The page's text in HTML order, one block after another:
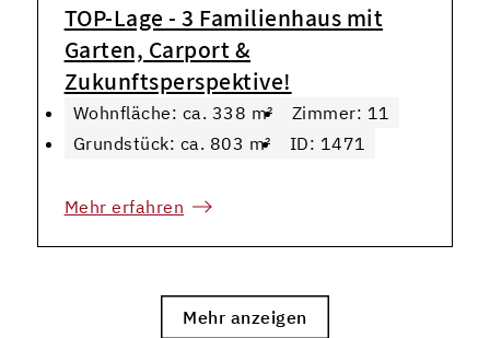
TOP-Lage - 3 Familienhaus mit
Garten, Carport &
Zukunftsperspektive!
Wohnfläche: ca. 338 m²
Zimmer: 11
Grundstück: ca. 803 m²
ID: 1471
Mehr erfahren
Mehr anzeigen